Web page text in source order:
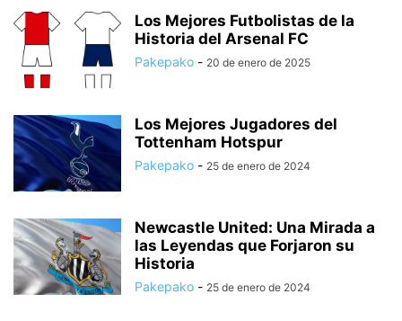
Los Mejores Futbolistas de la
Historia del Arsenal FC
Pakepako - 20 de enero de 2025
Los Mejores Jugadores del
Tottenham Hotspur
Pakepako - 25 de enero de 2024
Newcastle United: Una Mirada a
las Leyendas que Forjaron su
Historia
Pakepako - 25 de enero de 2024